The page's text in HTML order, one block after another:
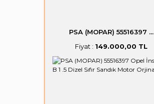
PSA (MOPAR) 55516397 ...
Fiyat : 149.000,00 TL